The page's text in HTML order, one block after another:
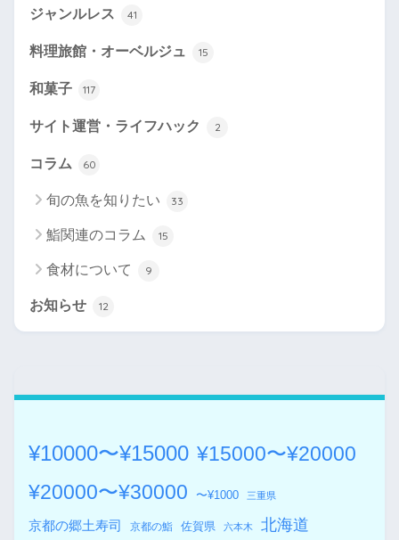
ジャンルレス 41
料理旅館・オーベルジュ 15
和菓子 117
サイト運営・ライフハック 2
コラム 60
旬の魚を知りたい 33
鮨関連のコラム 15
食材について 9
お知らせ 12
¥10000〜¥15000 ¥15000〜¥20000
¥20000〜¥30000
〜¥1000 三重県
京都の郷土寿司 京都の鮨 佐賀県 六本木 北海道